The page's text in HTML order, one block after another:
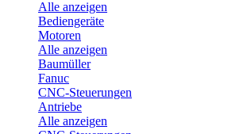
Alle anzeigen
Bediengeräte
Motoren
Alle anzeigen
Baumüller
Fanuc
CNC-Steuerungen
Antriebe
Alle anzeigen